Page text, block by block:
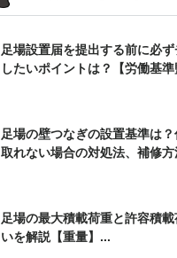
足場設置届を提出する前に必ず
したいポイントは？【労働基
足場の壁つなぎの設置基準は
取れない場合の対処法、補修
足場の最大積載荷重と許容積
いを解説【重量】...